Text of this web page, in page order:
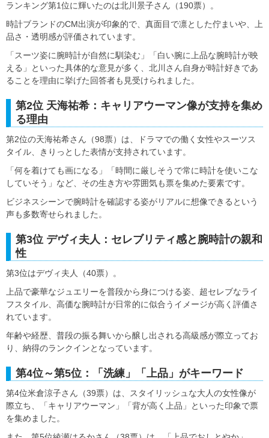
ランキング第1位に輝いたのは北川景子さん（190票）。
時計ブランドのCM出演が印象的で、真面目で凛とした佇まいや、上
品さ・透明感が評価されています。
「スーツ姿に腕時計が自然に馴染む」「白い腕に上品な腕時計が映
える」といった具体的な意見が多く、北川さん自身が時計好きであ
ることを理由に挙げた回答者も見受けられました。
第2位 天海祐希：キャリアウーマン像が支持を集め
る理由
第2位の天海祐希さん（98票）は、ドラマでの働く女性やスーツス
タイル、きりっとした表情が支持されています。
「何を着けても画になる」「時間に厳しそうで常に時計を使いこな
していそう」など、その生き方や雰囲気も票を集めた要素です。
ビジネスシーンで腕時計を確認する姿がリアルに想像できるという
声も多数寄せられました。
第3位 デヴィ夫人：セレブリティ感と腕時計の親和
性
第3位はデヴィ夫人（40票）。
上品で豪華なジュエリーを普段から身につける姿、超セレブなライ
フスタイル、高価な腕時計が日常的に似合うイメージが高く評価さ
れています。
年齢や経歴、普段の振る舞いから醸し出される高級感が際立ってお
り、納得のランクインとなっています。
第4位～第5位：「洗練」「上品」がキーワード
第4位米倉涼子さん（39票）は、スタイリッシュな大人の女性像が
際立ち、「キャリアウーマン」「背が高く上品」といった印象で票
を集めました。